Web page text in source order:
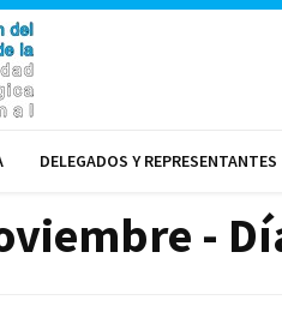
DELEGADOS Y REPRESENTANTES
-